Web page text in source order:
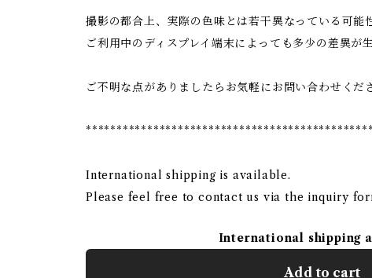
撮影の都合上、実際の色味とは若干異なっている可能
ご利用中のディスプレイ端末によっても多少の差異が
ご不明な点がありましたらお気軽にお問い合わせくだ
International shipping is available.
Please feel free to contact us via the inquiry
International shipping
Add to cart